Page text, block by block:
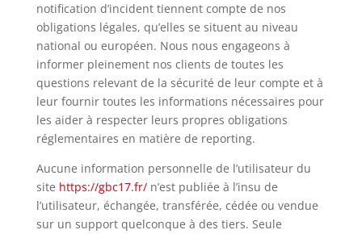
notification d’incident tiennent compte de nos
obligations légales, qu’elles se situent au niveau
national ou européen. Nous nous engageons à
informer pleinement nos clients de toutes les
questions relevant de la sécurité de leur compte et à
leur fournir toutes les informations nécessaires pour
les aider à respecter leurs propres obligations
réglementaires en matière de reporting.
Aucune information personnelle de l’utilisateur du
site https://gbc17.fr/n’est publiée à l’insu de
l’utilisateur, échangée, transférée, cédée ou vendue
sur un support quelconque à des tiers. Seule